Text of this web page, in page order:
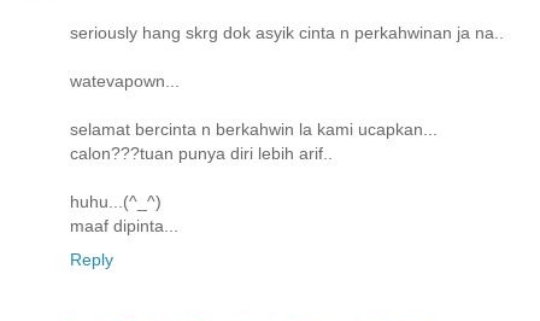
seriously hang skrg dok asyik cinta n perkahwinan ja na..
watevapown...
selamat bercinta n berkahwin la kami ucapkan...
calon???tuan punya diri lebih arif..
huhu...(^_^)
maaf dipinta...
Reply